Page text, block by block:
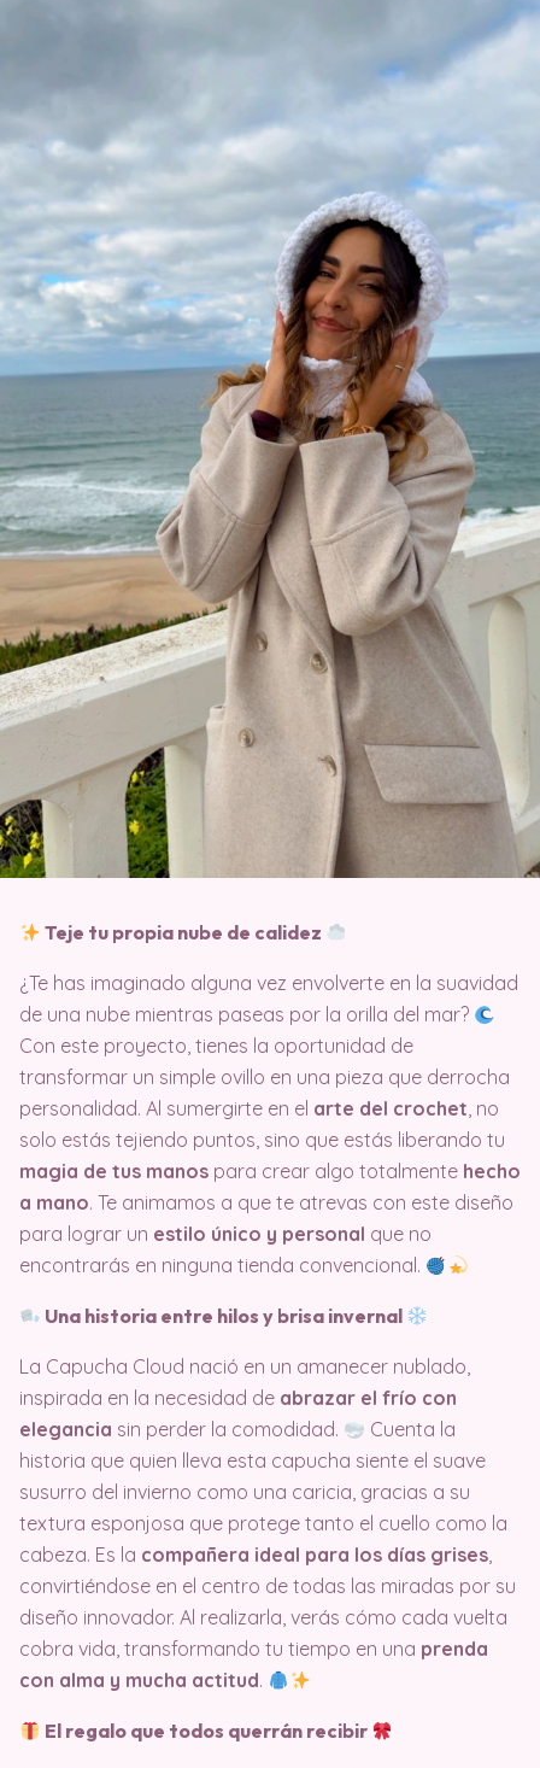
Teje tu propia nube de calidez
¿Te has imaginado alguna vez envolverte en la suavidad
de una nube mientras paseas por la orilla del mar?
Con este proyecto, tienes la oportunidad de
transformar un simple ovillo en una pieza que derrocha
personalidad. Al sumergirte en el arte del crochet, no
solo estás tejiendo puntos, sino que estás liberando tu
magia de tus manos para crear algo totalmente hecho
a mano. Te animamos a que te atrevas con este diseño
para lograr un estilo único y personal que no
encontrarás en ninguna tienda convencional.
Una historia entre hilos y brisa invernal
La Capucha Cloud nació en un amanecer nublado,
inspirada en la necesidad de abrazar el frío con
elegancia sin perder la comodidad.
Cuenta la
historia que quien lleva esta capucha siente el suave
susurro del invierno como una caricia, gracias a su
textura esponjosa que protege tanto el cuello como la
cabeza. Es la compañera ideal para los días grises,
convirtiéndose en el centro de todas las miradas por su
diseño innovador. Al realizarla, verás cómo cada vuelta
cobra vida, transformando tu tiempo en una prenda
con alma y mucha actitud.
El regalo que todos querrán recibir